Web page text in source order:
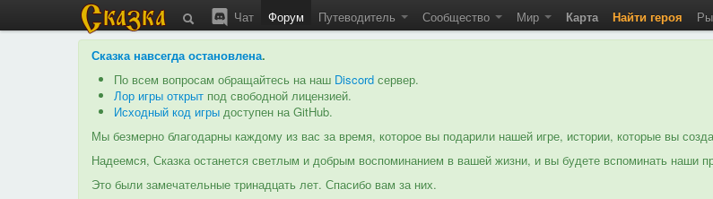
Чат Форум Путеводитель Сообщество Мир Карта Найти героя
Сказка навсегда остановлена.
По всем вопросам обращайтесь на наш Discord сервер.
Лор игры открыт под свободной лицензией.
Исходный код игры доступен на GitHub.
Мы безмерно благодарны каждому из вас за время, которое вы подарили нашей игре, истории, которые вы
Надеемся, Сказка останется светлым и добрым воспоминанием в вашей жизни, и вы будете вспоминать наши
Это были замечательные тринадцать лет. Спасибо вам за них.